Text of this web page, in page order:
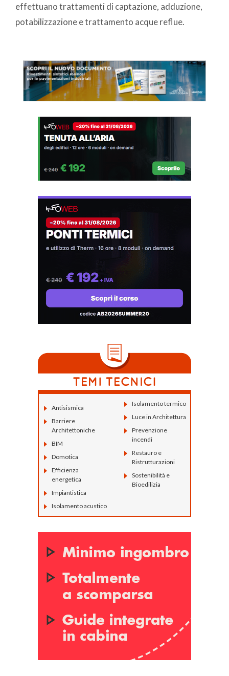
effettuano trattamenti di captazione, adduzione,
potabilizzazione e trattamento acque reflue.
Antisismica
Barriere
Architettoniche
BIM
Domotica
Efficienza
energetica
Impiantistica
Isolamento acustico
Isolamento termico
Luce in Architettura
Prevenzione
incendi
Restauro e
Ristrutturazioni
Sostenibilità e
Bioedilizia